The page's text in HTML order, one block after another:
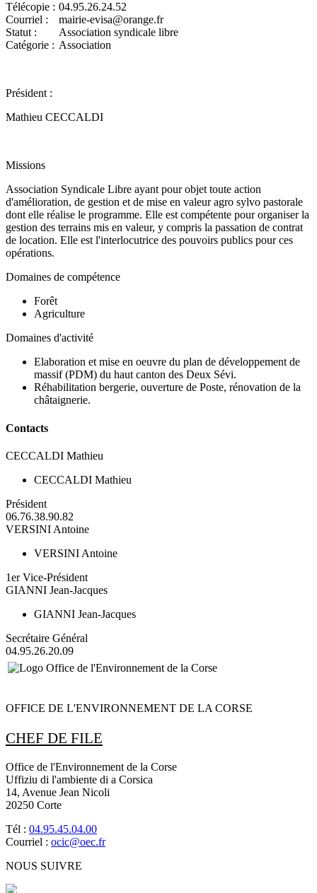
Télécopie : 04.95.26.24.52
Courriel :
mairie-evisa@orange.fr
Statut :
Association syndicale libre
Catégorie : Association
Président :
Mathieu CECCALDI
Missions
Association Syndicale Libre ayant pour objet toute action
d'amélioration, de gestion et de mise en valeur agro sylvo pastorale
dont elle réalise le programme. Elle est compétente pour organiser la
gestion des terrains mis en valeur, y compris la passation de contrat
de location. Elle est l'interlocutrice des pouvoirs publics pour ces
opérations.
Domaines de compétence
Forêt
Agriculture
Domaines d'activité
Elaboration et mise en oeuvre du plan de développement de
massif (PDM) du haut canton des Deux Sévi.
Réhabilitation bergerie, ouverture de Poste, rénovation de la
châtaignerie.
Contacts
CECCALDI Mathieu
CECCALDI Mathieu
Président
06.76.38.90.82
VERSINI Antoine
VERSINI Antoine
1er Vice-Président
GIANNI Jean-Jacques
GIANNI Jean-Jacques
Secrétaire Général
04.95.26.20.09
OFFICE DE L'ENVIRONNEMENT DE LA CORSE
CHEF DE FILE
Office de l'Environnement de la Corse
Uffiziu di l'ambiente di a Corsica
14, Avenue Jean Nicoli
20250 Corte
Tél : 04.95.45.04.00
Courriel : ocic@oec.fr
NOUS SUIVRE